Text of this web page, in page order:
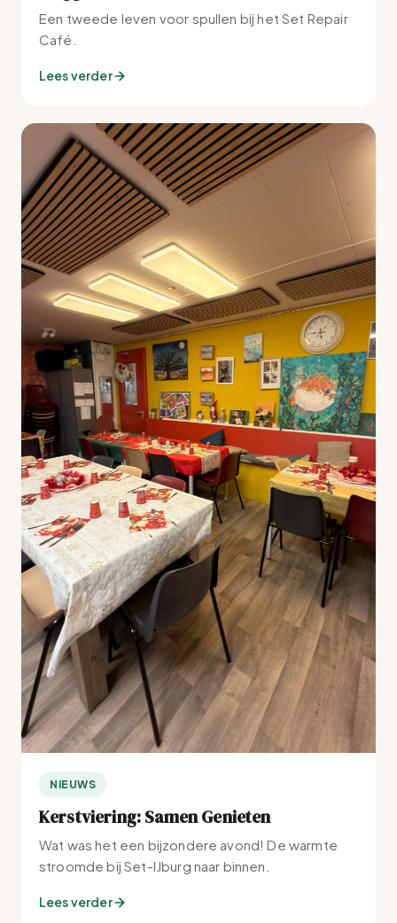
Een tweede leven voor spullen bij het Set Repair
Café.
Lees verder
NIEUWS
Kerstviering: Samen Genieten
Wat was het een bijzondere avond! De warmte
stroomde bij Set-IJburg naar binnen.
Lees verder